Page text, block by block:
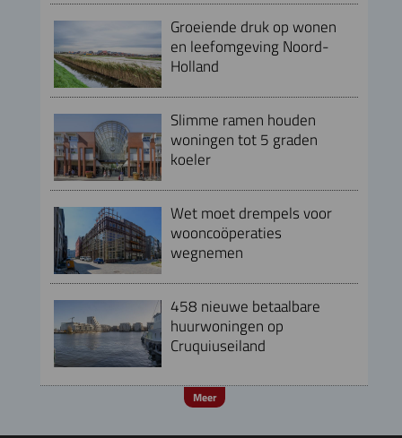
Groeiende druk op wonen
en leefomgeving Noord-
Holland
Slimme ramen houden
woningen tot 5 graden
koeler
Wet moet drempels voor
wooncoöperaties
wegnemen
458 nieuwe betaalbare
huurwoningen op
Cruquiuseiland
Meer